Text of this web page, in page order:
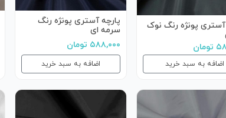
آستری پونژه رنگ نوک
اضافه به سبد خرید
پارچه آستری پونژه رنگ
سرمه ای
۵۸۸,۰۰۰ تومان
اضافه به سبد خرید